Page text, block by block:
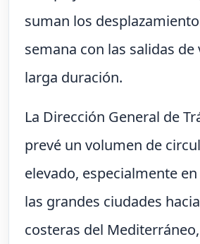
suman los
semana con las salidas de
larga duración.
La Dirección General de
prevé un volumen de
elevado, especialmente
las grandes ciudades
costeras del